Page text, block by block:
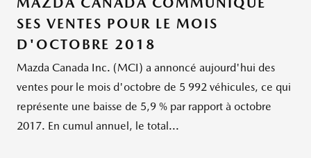
SES VENTES POUR LE MOIS
D'OCTOBRE 2018
Mazda Canada Inc. (MCI) a annoncé aujourd'hui des
ventes pour le mois d'octobre de 5 992 véhicules, ce qui
représente une baisse de 5,9 % par rapport à octobre
2017. En cumul annuel, le total...